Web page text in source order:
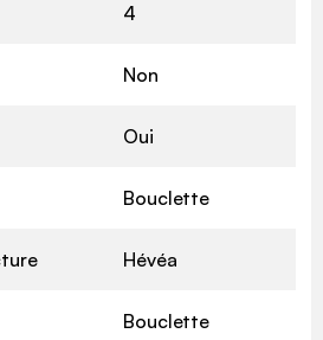
4
Non
Oui
Bouclette
Hévéa
Bouclette